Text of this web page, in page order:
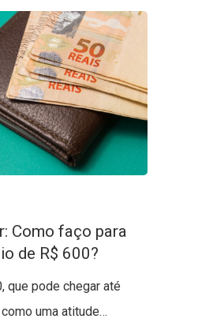
Como faço para
de R$ 600?
que pode chegar até
uma atitude…